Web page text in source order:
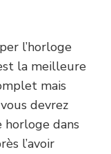
l’horloge
la meilleure
mais
devrez
dans
l’avoir